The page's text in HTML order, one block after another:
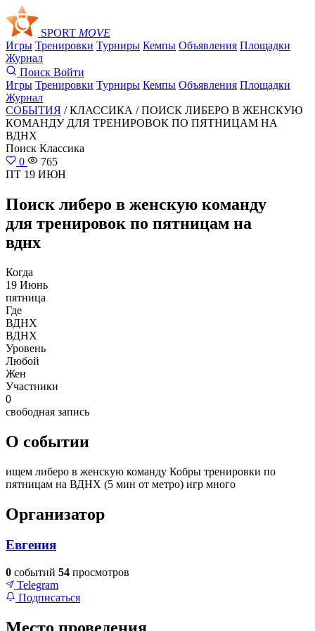
SPORT MOVE
Игры Тренировки Турниры Кемпы Объявления Площадки
Журнал
Поиск Войти
Игры Тренировки Турниры Кемпы Объявления Площадки
Журнал
СОБЫТИЯ / КЛАССИКА /ПОИСК ЛИБЕРО В ЖЕНСКУЮ
КОМАНДУ ДЛЯ ТРЕНИРОВОК ПО ПЯТНИЦАМ НА
ВДНХ
Поиск Классика
0
765
ПТ 19 ИЮН
Поиск либеро в женскую команду
для тренировок по пятницам на
вднх
Когда
19 Июнь
пятница
Где
ВДНХ
ВДНХ
Уровень
Любой
Жен
Участники
0
свободная запись
О событии
ищем либеро в женскую команду Кобры тренировки по
пятницам на ВДНХ (5 мин от метро) игр много
Организатор
Евгения
0 событий 54 просмотров
Telegram
Подписаться